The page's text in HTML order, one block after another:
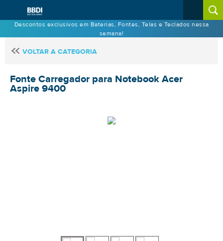
Descontos exclusivos em Baterias, Fontes, Telas e Teclados nessa
semana!
VOLTAR A CATEGORIA
Fonte Carregador para Notebook Acer
Aspire 9400